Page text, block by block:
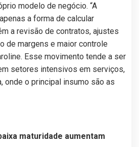
modelo de negócio. “A
a forma de calcular
a revisão de contratos, ajustes
de margens e maior controle
Esse movimento tende a ser
setores intensivos em serviços,
onde o principal insumo são as
maturidade aumentam